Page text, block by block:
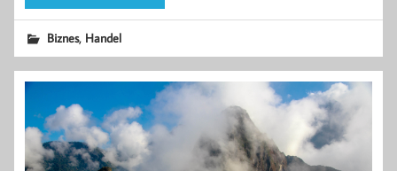
Biznes, Handel